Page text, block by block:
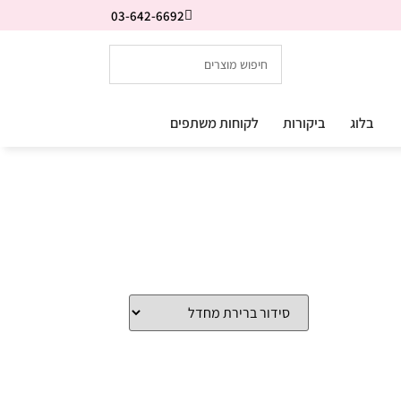
03-642-6692
בלוג ביקורות לקוחות משתפים